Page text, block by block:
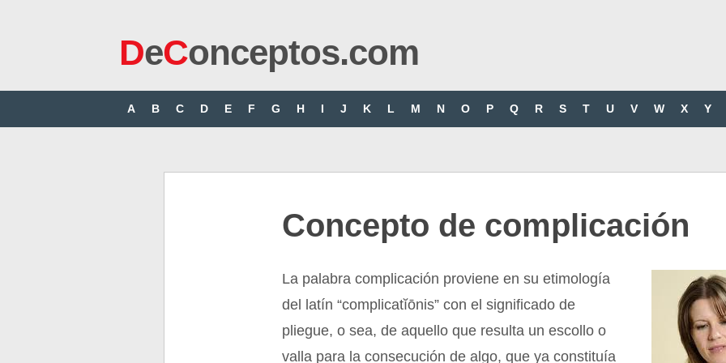
DeConceptos.com
A B C D E F G H I J K L M N O P Q R S T U V W X Y
Concepto de complicación
La palabra complicación proviene en su etimología
del latín “complicatĭōnis” con el significado de
pliegue, o sea, de aquello que resulta un escollo o
valla para la consecución de algo, que ya constituía